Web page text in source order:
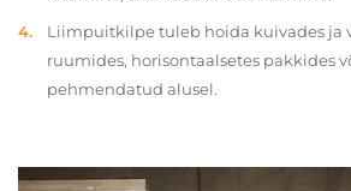
Liimpuitkilpe tuleb hoida kuivades ja
ruumides, horisontaalsetes pakkides
pehmendatud alusel.